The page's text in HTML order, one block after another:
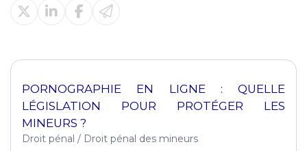
PORNOGRAPHIE EN LIGNE : QUELLE
LÉGISLATION POUR PROTÉGER LES
MINEURS ?
Droit pénal / Droit pénal des mineurs